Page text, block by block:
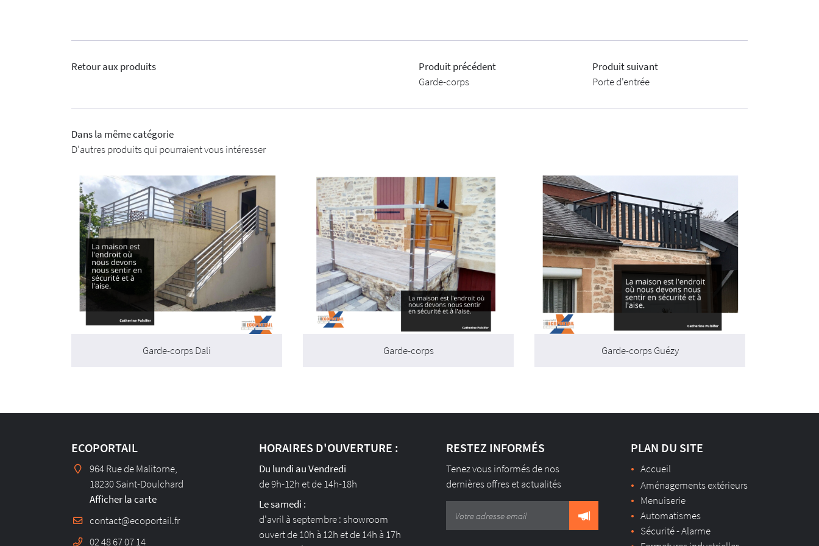
Retour aux produits
Produit précédent
Garde-corps
Produit suivant
Porte d'entrée
Dans la même catégorie
D'autres produits qui pourraient vous intéresser
Garde-corps Dali Garde-corps Garde-corps Guézy
ECOPORTAIL
964 Rue de Malitorne,
18230 Saint-Doulchard
Afficher la carte
02 48 67 07 14
HORAIRES D'OUVERTURE :
Du lundi au Vendredi
de 9h-12h et de 14h-18h
Le samedi :
d'avril à septembre : showroom
ouvert de 10h à 12h et de 14h à 17h
RESTEZ INFORMÉS
Tenez vous informés de nos
dernières offres et actualités
PLAN DU SITE
Accueil
Aménagements extérieurs
Menuiserie
Automatismes
Sécurité - Alarme